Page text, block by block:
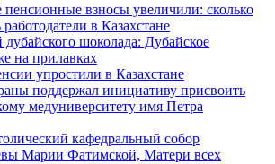
пенсионные взносы увеличили: сколько
работодатели в Казахстане
дубайского шоколада: Дубайское
на прилавках
упростили в Казахстане
поддержал инициативу присвоить
медуниверситету имя Петра
кафедральный собор
Марии Фатимской, Матери всех